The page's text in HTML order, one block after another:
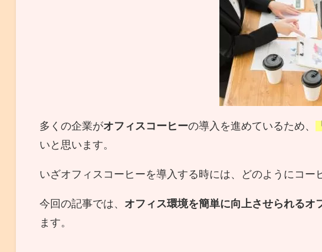
多くの企業がオフィスコーヒーの導入を進めているため、
いと思います。
いざオフィスコーヒーを導入する時には、どのようにコー
今回の記事では、 オフィス環境を簡単に向上させられるオ
ます。